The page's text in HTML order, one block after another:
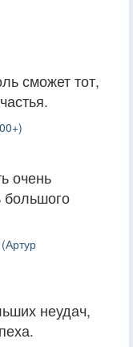
сможет тот,
очень
большого
неудач,